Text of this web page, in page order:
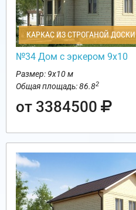
КАРКАС ИЗ СТРОГАНОЙ ДОСКИ
№34 Дом с эркером 9х10
Размер: 9х10 м
Общая площадь: 86.82
от 3384500